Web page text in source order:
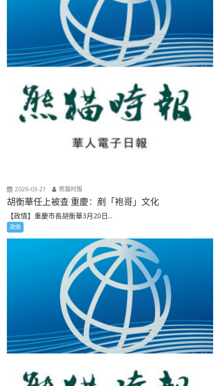
2026-03-21 熊猫时报
胡衡華任上被查 重慶：剷「袍哥」文化
【政情】重慶市長胡衡華3月20日...
政情